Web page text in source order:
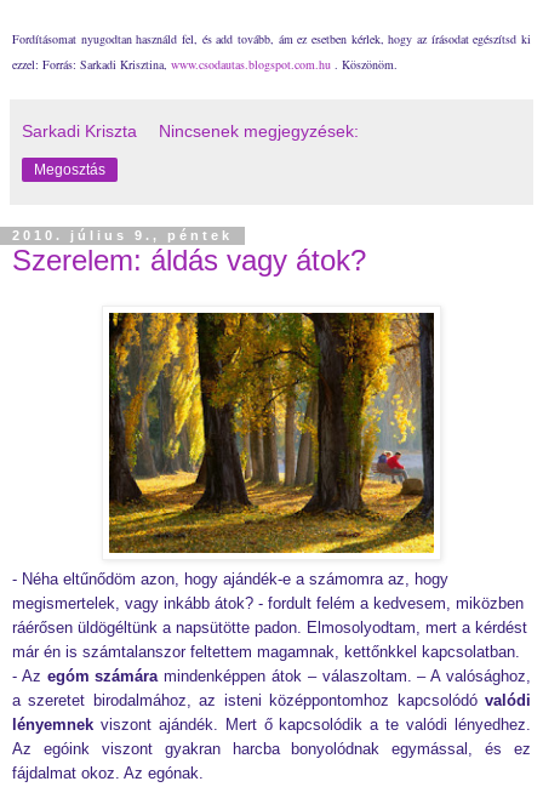
Fordításomat nyugodtan használd fel, és add tovább, ám ez esetben kérlek, hogy az írásodat egészítsd ki
ezzel: Forrás: Sarkadi Krisztina, www.csodautas.blogspot.com.hu . Köszönöm.
Sarkadi Kriszta Nincsenek megjegyzések:
Megosztás
2010. július 9., péntek
Szerelem: áldás vagy átok?
- Néha eltűnődöm azon, hogy ajándék-e a számomra az, hogy
megismertelek, vagy inkább átok? - fordult felém a kedvesem, miközben
ráérősen üldögéltünk a napsütötte padon. Elmosolyodtam, mert a kérdést
már én is számtalanszor feltettem magamnak, kettőnkkel kapcsolatban.
- Az egóm számáramindenképpen átok – válaszoltam. – A valósághoz,
a szeretet birodalmához, az isteni középpontomhoz kapcsolódó valódi
lényemnek viszont ajándék. Mert ő kapcsolódik a te valódi lényedhez.
Az egóink viszont gyakran harcba bonyolódnak egymással, és ez
fájdalmat okoz. Az egónak.